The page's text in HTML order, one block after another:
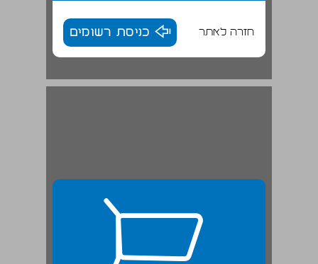
חזרה לאתר כניסת רשומים
רגל של שולחן אבן מימי הבית השני מחפירות צ'רלס וורן בירושלים ... 19